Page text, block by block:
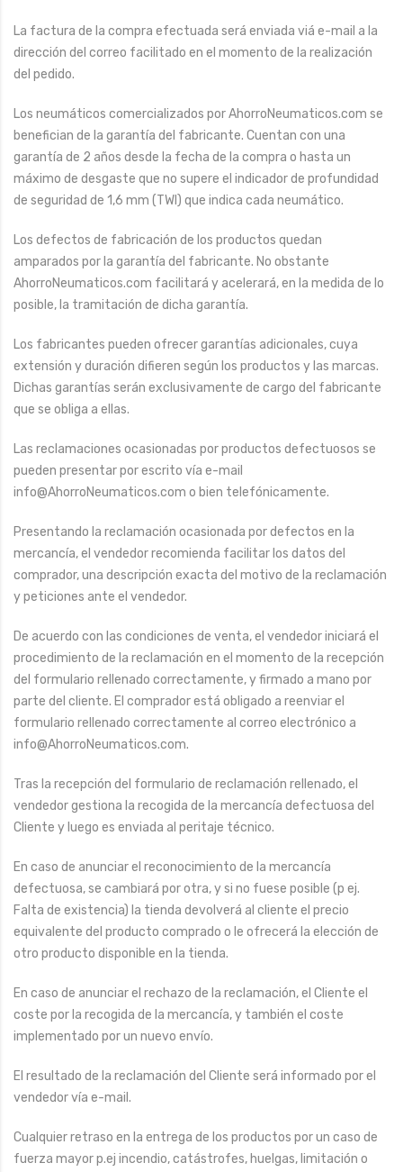
La factura de la compra efectuada será enviada viá e-mail a la
dirección del correo facilitado en el momento de la realización
del pedido.
Los neumáticos comercializados por AhorroNeumaticos.com se
benefician de la garantía del fabricante. Cuentan con una
garantía de 2 años desde la fecha de la compra o hasta un
máximo de desgaste que no supere el indicador de profundidad
de seguridad de 1,6 mm (TWI) que indica cada neumático.
Los defectos de fabricación de los productos quedan
amparados por la garantía del fabricante. No obstante
AhorroNeumaticos.com facilitará y acelerará, en la medida de lo
posible, la tramitación de dicha garantía.
Los fabricantes pueden ofrecer garantías adicionales, cuya
extensión y duración difieren según los productos y las marcas.
Dichas garantías serán exclusivamente de cargo del fabricante
que se obliga a ellas.
Las reclamaciones ocasionadas por productos defectuosos se
pueden presentar por escrito vía e-mail
info@AhorroNeumaticos.com o bien telefónicamente.
Presentando la reclamación ocasionada por defectos en la
mercancía, el vendedor recomienda facilitar los datos del
comprador, una descripción exacta del motivo de la reclamación
y peticiones ante el vendedor.
De acuerdo con las condiciones de venta, el vendedor iniciará el
procedimiento de la reclamación en el momento de la recepción
del formulario rellenado correctamente, y firmado a mano por
parte del cliente. El comprador está obligado a reenviar el
formulario rellenado correctamente al correo electrónico a
info@AhorroNeumaticos.com.
Tras la recepción del formulario de reclamación rellenado, el
vendedor gestiona la recogida de la mercancía defectuosa del
Cliente y luego es enviada al peritaje técnico.
En caso de anunciar el reconocimiento de la mercancía
defectuosa, se cambiará por otra, y si no fuese posible (p ej.
Falta de existencia) la tienda devolverá al cliente el precio
equivalente del producto comprado o le ofrecerá la elección de
otro producto disponible en la tienda.
En caso de anunciar el rechazo de la reclamación, el Cliente el
coste por la recogida de la mercancía, y también el coste
implementado por un nuevo envío.
El resultado de la reclamación del Cliente será informado por el
vendedor vía e-mail.
Cualquier retraso en la entrega de los productos por un caso de
fuerza mayor p.ej incendio, catástrofes, huelgas, limitación o